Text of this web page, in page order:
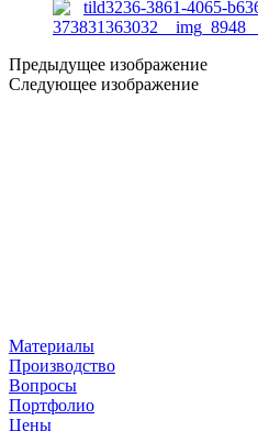
Предыдущее изображение
Следующее изображение
Материалы
Производство
Вопросы
Портфолио
Цены